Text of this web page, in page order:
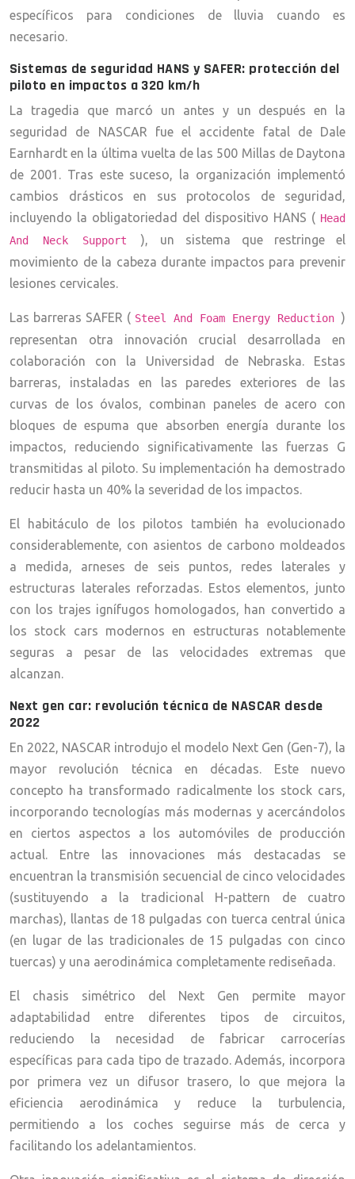
específicos para condiciones de lluvia cuando es
necesario.
Sistemas de seguridad HANS y SAFER: protección del
piloto en impactos a 320 km/h
La tragedia que marcó un antes y un después en la
seguridad de NASCAR fue el accidente fatal de Dale
Earnhardt en la última vuelta de las 500 Millas de Daytona
de 2001. Tras este suceso, la organización implementó
cambios drásticos en sus protocolos de seguridad,
incluyendo la obligatoriedad del dispositivo HANS ( Head
And Neck Support), un sistema que restringe el
movimiento de la cabeza durante impactos para prevenir
lesiones cervicales.
Las barreras SAFER ( Steel And Foam Energy Reduction )
representan otra innovación crucial desarrollada en
colaboración con la Universidad de Nebraska. Estas
barreras, instaladas en las paredes exteriores de las
curvas de los óvalos, combinan paneles de acero con
bloques de espuma que absorben energía durante los
impactos, reduciendo significativamente las fuerzas G
transmitidas al piloto. Su implementación ha demostrado
reducir hasta un 40% la severidad de los impactos.
El habitáculo de los pilotos también ha evolucionado
considerablemente, con asientos de carbono moldeados
a medida, arneses de seis puntos, redes laterales y
estructuras laterales reforzadas. Estos elementos, junto
con los trajes ignífugos homologados, han convertido a
los stock cars modernos en estructuras notablemente
seguras a pesar de las velocidades extremas que
alcanzan.
Next gen car: revolución técnica de NASCAR desde
2022
En 2022, NASCAR introdujo el modelo Next Gen (Gen-7), la
mayor revolución técnica en décadas. Este nuevo
concepto ha transformado radicalmente los stock cars,
incorporando tecnologías más modernas y acercándolos
en ciertos aspectos a los automóviles de producción
actual. Entre las innovaciones más destacadas se
encuentran la transmisión secuencial de cinco velocidades
(sustituyendo a la tradicional H-pattern de cuatro
marchas), llantas de 18 pulgadas con tuerca central única
(en lugar de las tradicionales de 15 pulgadas con cinco
tuercas) y una aerodinámica completamente rediseñada.
El chasis simétrico del Next Gen permite mayor
adaptabilidad entre diferentes tipos de circuitos,
reduciendo la necesidad de fabricar carrocerías
específicas para cada tipo de trazado. Además, incorpora
por primera vez un difusor trasero, lo que mejora la
eficiencia aerodinámica y reduce la turbulencia,
permitiendo a los coches seguirse más de cerca y
facilitando los adelantamientos.